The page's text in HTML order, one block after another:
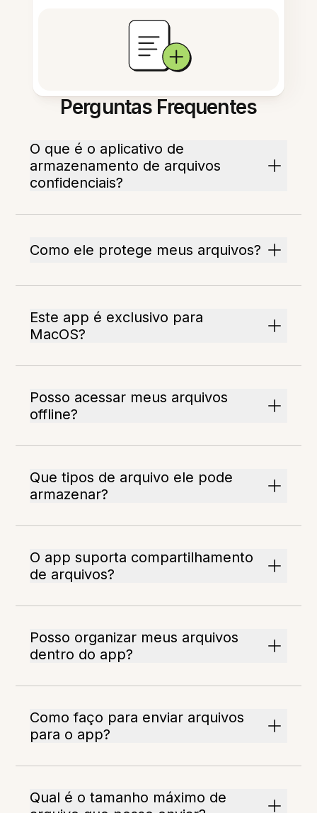
Perguntas Frequentes
O que é o aplicativo de
armazenamento de arquivos
confidenciais?
Como ele protege meus arquivos?
Este app é exclusivo para
MacOS?
Posso acessar meus arquivos
offline?
Que tipos de arquivo ele pode
armazenar?
O app suporta compartilhamento
de arquivos?
Posso organizar meus arquivos
dentro do app?
Como faço para enviar arquivos
para o app?
Qual é o tamanho máximo de